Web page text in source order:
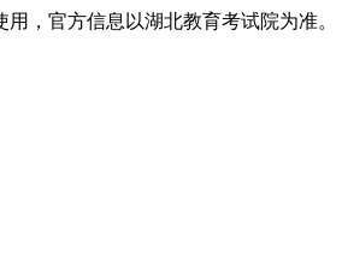
，官方信息以湖北教育考试院为准。